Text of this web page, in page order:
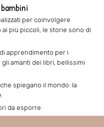
per coinvolgere
più piccoli, le storie sono di
apprendimento per i
amanti dei libri, bellissimi
spiegano il mondo: la
da esporre.